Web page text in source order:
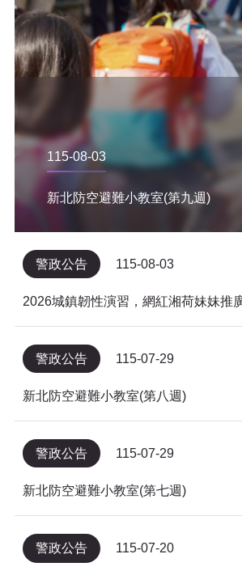
115-08-03
新北防空避難小教室(第九週)
警政公告 115-08-03
2026城鎮韌性演習，網紅湘荷妹妹推
警政公告 115-07-29
新北防空避難小教室(第八週)
警政公告 115-07-29
新北防空避難小教室(第七週)
警政公告 115-07-20